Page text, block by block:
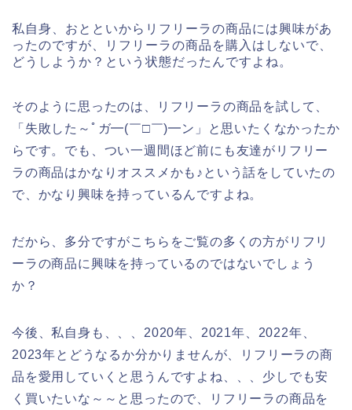
私自身、おとといからリフリーラの商品には興味があ
ったのですが、リフリーラの商品を購入はしないで、
どうしようか？という状態だったんですよね。
そのように思ったのは、リフリーラの商品を試して、
「失敗した～ﾟガ━(￣□￣)━ン」と思いたくなかったか
らです。でも、つい一週間ほど前にも友達がリフリー
ラの商品はかなりオススメかも♪という話をしていたの
で、かなり興味を持っているんですよね。
だから、多分ですがこちらをご覧の多くの方がリフリ
ーラの商品に興味を持っているのではないでしょう
か？
今後、私自身も、、、2020年、2021年、2022年、
2023年とどうなるか分かりませんが、リフリーラの商
品を愛用していくと思うんですよね、、、少しでも安
く買いたいな～～と思ったので、リフリーラの商品を